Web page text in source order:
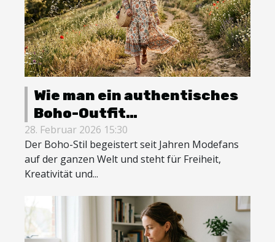
Wie man ein authentisches
Boho-Outfit
zusammenstellt
28. Februar 2026 15:30
Der Boho-Stil begeistert seit Jahren Modefans
auf der ganzen Welt und steht für Freiheit,
Kreativität und...